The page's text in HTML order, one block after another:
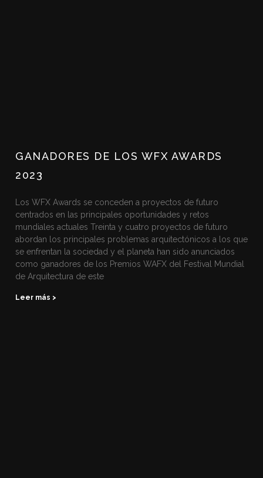
GANADORES DE LOS WFX AWARDS
2023
Los WFX Awards se conceden a proyectos de futuro
centrados en las principales oportunidades y retos
mundiales actuales Treinta y cuatro proyectos de futuro
abordan los principales problemas arquitectónicos a los que
se enfrentan la sociedad y el planeta han sido anunciados
como ganadores de los Premios WAFX del Festival Mundial
de Arquitectura de este
Leer más >